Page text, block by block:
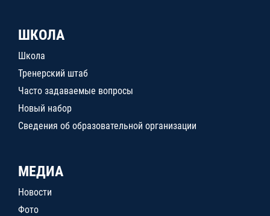
ШКОЛА
Школа
Тренерский штаб
Часто задаваемые вопросы
Новый набор
Сведения об образовательной организации
МЕДИА
Новости
Фото